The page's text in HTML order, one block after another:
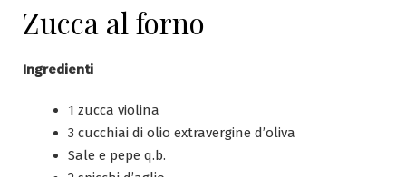
Zucca al forno
Ingredienti
1 zucca violina
3 cucchiai di olio extravergine d’oliva
Sale e pepe q.b.